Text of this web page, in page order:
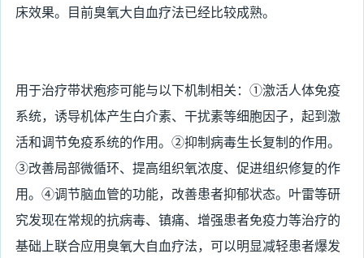
床效果。目前臭氧大自血疗法已经比较成熟。
用于治疗带状疱疹可能与以下机制相关：①激活人体免疫
系统，诱导机体产生白介素、干扰素等细胞因子，起到激
活和调节免疫系统的作用。②抑制病毒生长复制的作用。
③改善局部微循环、提高组织氧浓度、促进组织修复的作
用。④调节脑血管的功能，改善患者抑郁状态。叶雷等研
究发现在常规的抗病毒、镇痛、增强患者免疫力等治疗的
基础上联合应用臭氧大自血疗法，可以明显减轻患者爆发